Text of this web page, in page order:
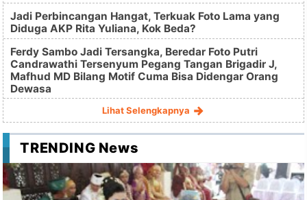
Jadi Perbincangan Hangat, Terkuak Foto Lama yang
Diduga AKP Rita Yuliana, Kok Beda?
Ferdy Sambo Jadi Tersangka, Beredar Foto Putri
Candrawathi Tersenyum Pegang Tangan Brigadir J,
Mafhud MD Bilang Motif Cuma Bisa Didengar Orang
Dewasa
Lihat Selengkapnya
TRENDING News